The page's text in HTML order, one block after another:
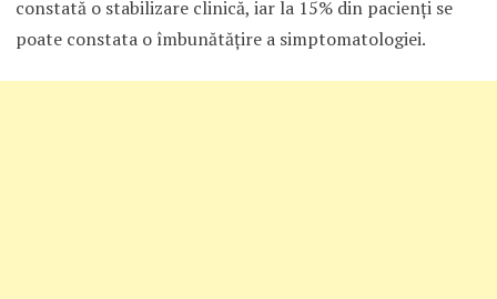
constată o stabilizare clinică, iar la 15% din pacienţi se
poate constata o îmbunătăţire a simptomatologiei.